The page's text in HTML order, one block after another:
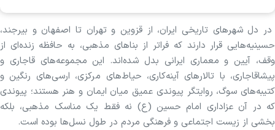
در دل شهرهای تاریخی ایران، از قزوین و تهران تا اصفهان و بیرجند،
حسینیه‌هایی قرار دارند که فراتر از بناهای مذهبی، به حافظه زنده‌ای از
وقف، آیین و معماری ایرانی بدل شده‌اند. این مجموعه‌های قاجاری و
پیشاقاجاری، با تالارهای آینه‌کاری، حیاط‌های مرکزی، ارسی‌های رنگین و
کتیبه‌های سوگ، روایتگر پیوندی عمیق میان ایمان و هنر هستند؛ پیوندی
که در آن عزاداری امام حسین (ع) نه فقط یک مناسک مذهبی، بلکه
بخشی از زیست اجتماعی و فرهنگی مردم در طول نسل‌ها بوده است.